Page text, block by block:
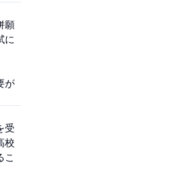
願
に
が
受
校
こ